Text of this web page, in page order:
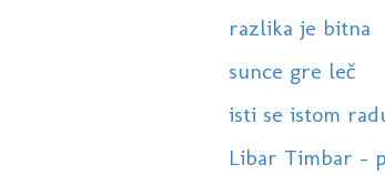
razlika je bitna
sunce gre leč
isti se istom
Libar Timbar -